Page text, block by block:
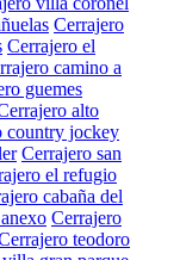
Cerrajero
Cerrajero el
camino a
guemes
alto
country jockey
Cerrajero san
el refugio
cabaña del
Cerrajero
teodoro